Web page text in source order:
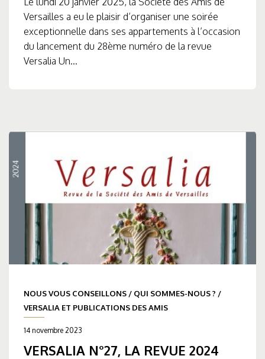
Versailles a eu le plaisir d’organiser une soirée
exceptionnelle dans ses appartements à l’occasion
du lancement du 28ème numéro de la revue
Versalia Un...
NOUS VOUS CONSEILLONS / QUI SOMMES-NOUS ? /
VERSALIA ET PUBLICATIONS DES AMIS
14 novembre 2023
VERSALIA N°27, LA REVUE 2024